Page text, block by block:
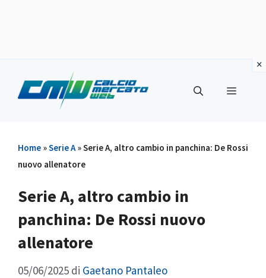
contenuto
Menu
Home »Serie A»Serie A, altro cambio in panchina: De Rossi
nuovo allenatore
Serie A, altro cambio in
panchina: De Rossi nuovo
allenatore
05/06/2025 di Gaetano Pantaleo